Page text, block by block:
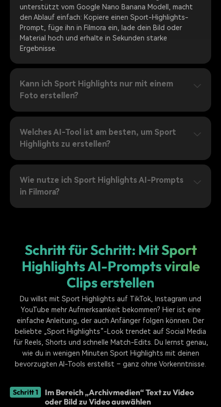
unterstützt vom Google Nano Banana Modell, macht
den Ablauf einfach: Kopiere einen Sport-Highlights-
Prompt, füge ihn in Filmora ein, lade dein Bild oder
Material hoch und erhalte in Sekunden starke
Ergebnisse.
Kann ich Sport Highlights nur mit einem
Foto erstellen?
Welches AI-Tool ist am besten, um Sport
Highlights zu erstellen?
Wie nutze ich Sport Highlights AI-Prompts
in Filmora?
Schritt für Schritt: Mit Sport
Highlights AI-Prompts virale
Clips erstellen
Du willst mit Sport Highlights auf TikTok, Instagram und
YouTube mehr Aufmerksamkeit bekommen? Hier ist eine
einfache Anleitung, der auch Anfänger folgen können. Der
beliebte „Sport Highlights“-Look trendet auf Social Media
für Reels, Shorts und schnelle Match-Edits. Du lernst genau,
wie du in wenigen Minuten Sport Highlights mit deinen
bevorzugten AI-Tools erstellst – ganz ohne Vorkenntnisse.
Schritt 1
Im Bereich „Archivmedien“ Text zu Video
oder Bild zu Video auswählen